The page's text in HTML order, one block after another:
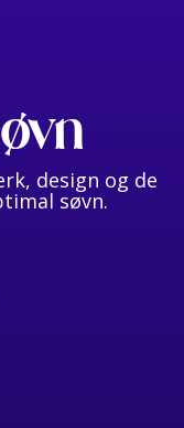
design og de
søvn.